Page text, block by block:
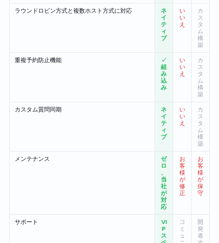
ラウンドロビン方式と複数ホスト方式に対応
ネ
イ
テ
ィ
ブ
い
い
え
カ
ス
タ
ム
構
築
重複予約防止機能
✓
組
み
込
み
い
い
え
カ
ス
タ
ム
構
築
カスタム質問同期
ネ
イ
テ
ィ
ブ
い
い
え
カ
ス
タ
ム
構
築
メンテナンス
ゼ
ロ
、
当
社
が
対
応
お
客
様
が
修
正
お
客
様
が
保
守
サポート
VI
P
ス
コ
ミ
ュ
開
発
者